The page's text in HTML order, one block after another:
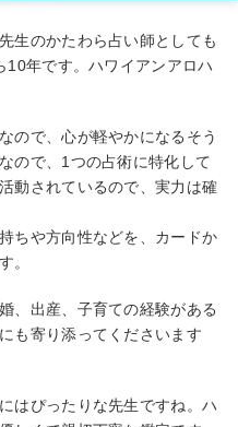
生のかたわら占い師としても
10年です。ハワイアンアロハ
ので、心が軽やかになるそう
ので、1つの占術に特化して
動されているので、実力は確
ちや方向性などを、カードか
。
、出産、子育ての経験がある
も寄り添ってくださいます
はぴったりな先生ですね。ハ